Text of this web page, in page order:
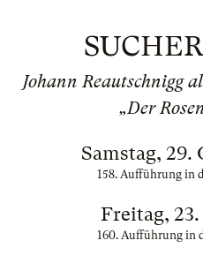
Johann Reautschnigg
„Der
Samstag, 29.
158. Aufführung in
Freitag,
160. Aufführung in